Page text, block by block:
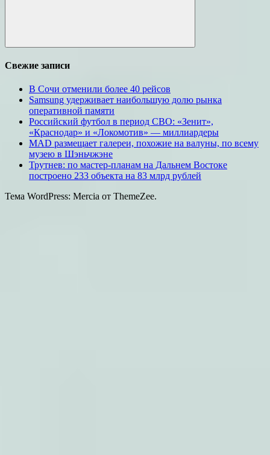
Поиск
Свежие записи
В Сочи отменили более 40 рейсов
Samsung удерживает наибольшую долю рынка
оперативной памяти
Российский футбол в период СВО: «Зенит»,
«Краснодар» и «Локомотив» — миллиардеры
MAD размещает галереи, похожие на валуны, по всему
музею в Шэньчжэне
Трутнев: по мастер-планам на Дальнем Востоке
построено 233 объекта на 83 млрд рублей
Тема WordPress: Mercia от ThemeZee.